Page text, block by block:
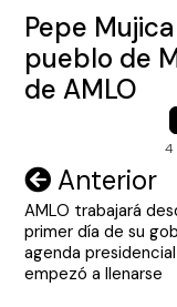
Pepe
pueblo de
de AMLO
4
Navegación
de
entradas
Anterior
AMLO trabajará
primer día de su
agenda
empezó a llenarse